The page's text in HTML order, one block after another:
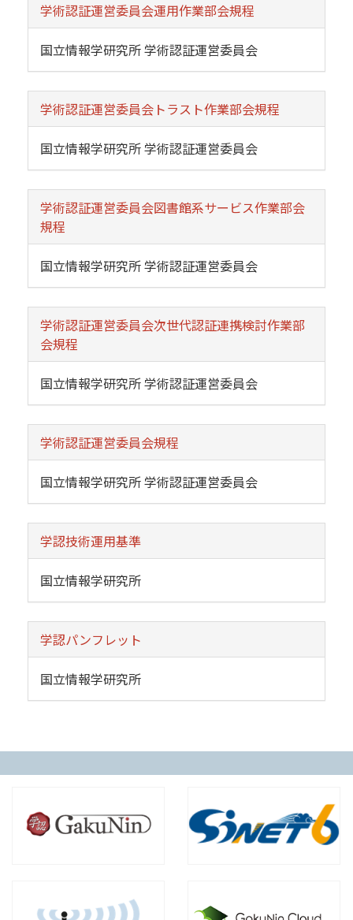
学術認証運営委員会運用作業部会規程
国立情報学研究所 学術認証運営委員会
学術認証運営委員会トラスト作業部会規程
国立情報学研究所 学術認証運営委員会
学術認証運営委員会図書館系サービス作業部会
規程
国立情報学研究所 学術認証運営委員会
学術認証運営委員会次世代認証連携検討作業部
会規程
国立情報学研究所 学術認証運営委員会
学術認証運営委員会規程
国立情報学研究所 学術認証運営委員会
学認技術運用基準
国立情報学研究所
学認パンフレット
国立情報学研究所